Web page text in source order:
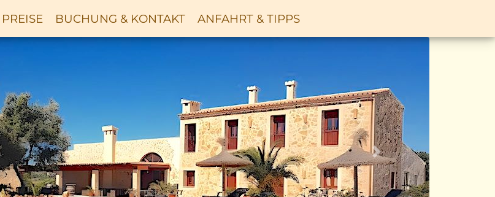
PREISE BUCHUNG & KONTAKT ANFAHRT & TIPPS
Vor